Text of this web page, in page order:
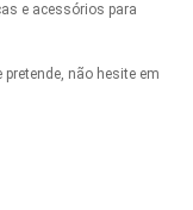
e acessórios para
não hesite em